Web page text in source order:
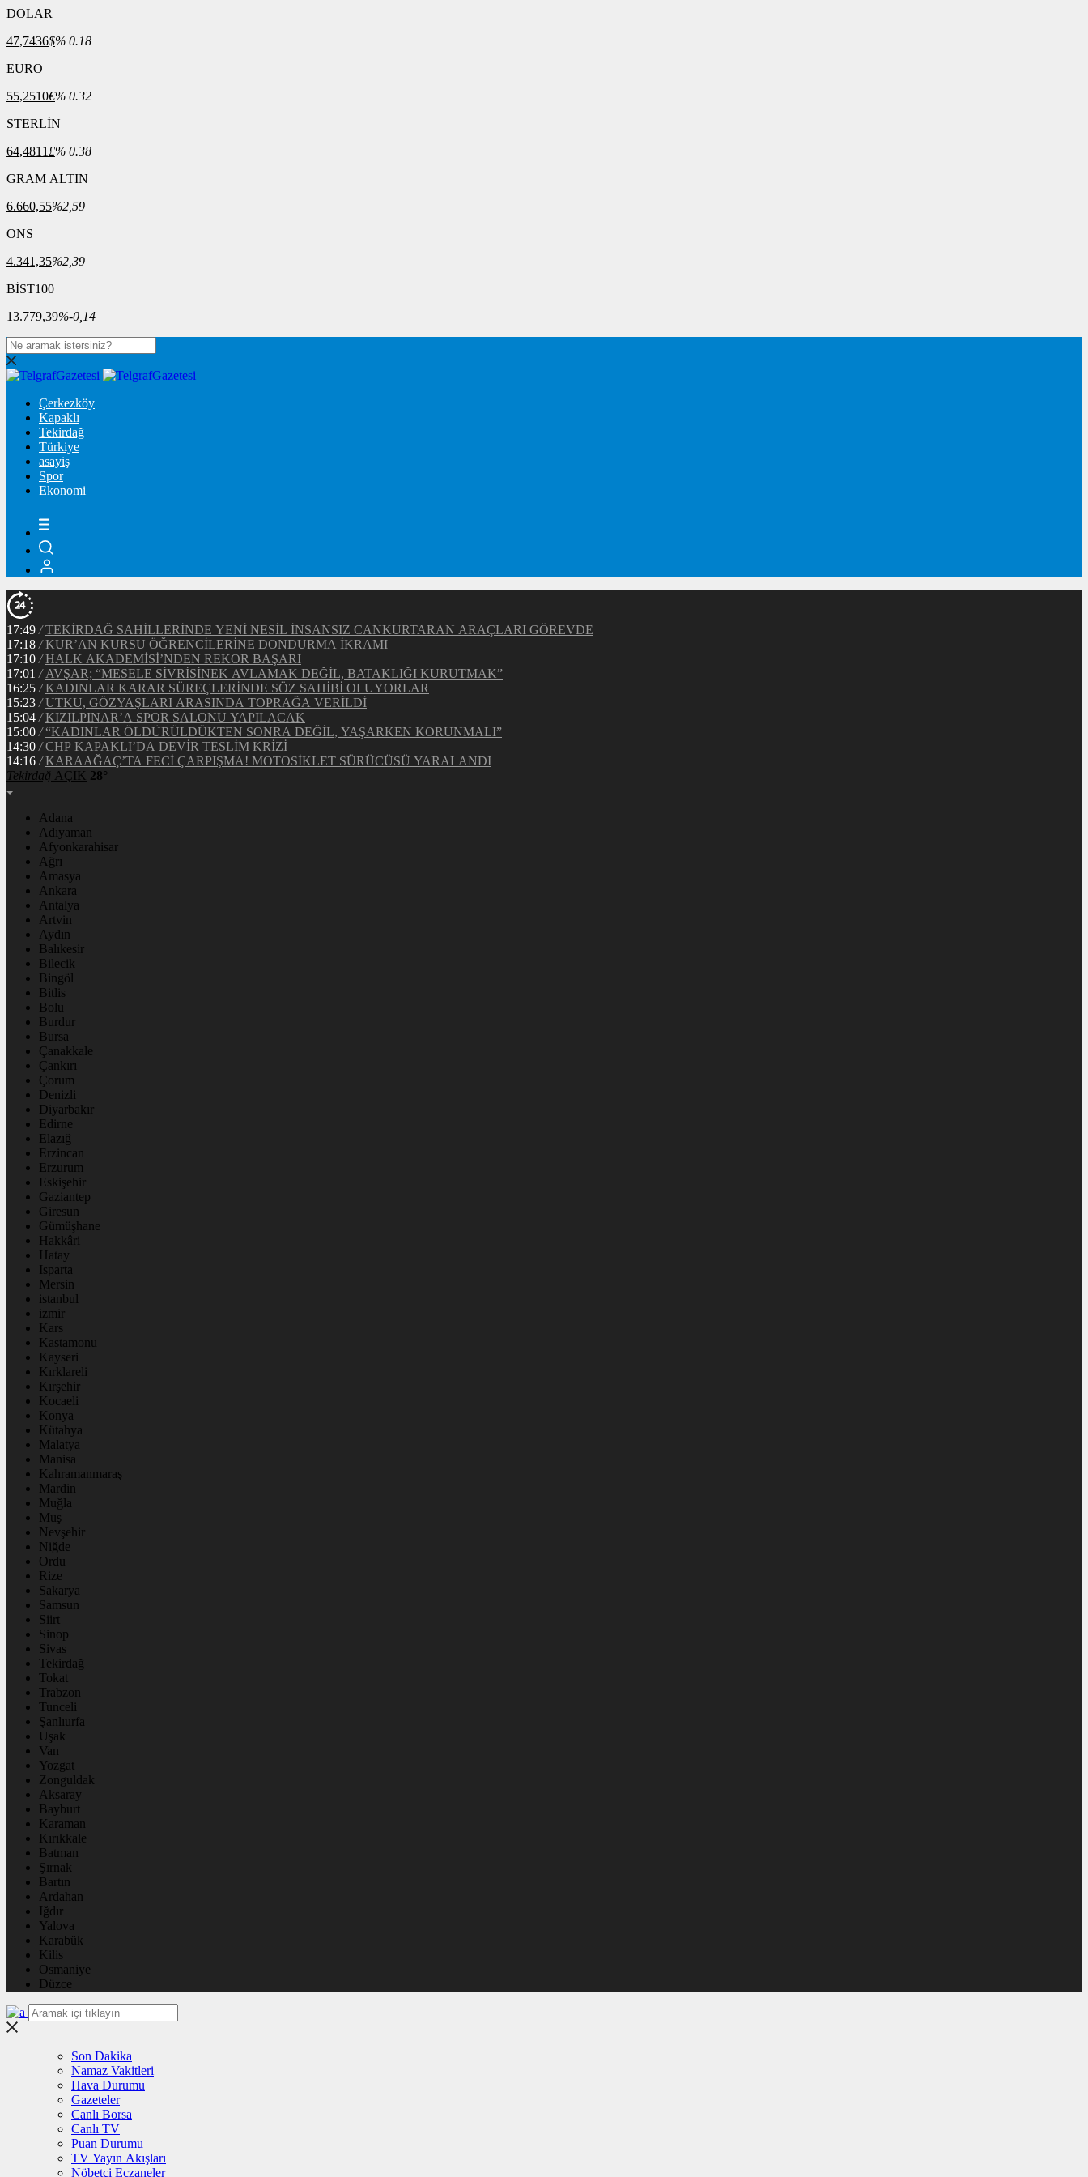
DOLAR
47,7436$% 0.18
EURO
55,2510€% 0.32
STERLİN
64,4811£% 0.38
GRAM ALTIN
6.660,55%2,59
ONS
4.341,35%2,39
BİST100
13.779,39%-0,14
Çerkezköy
Kapaklı
Tekirdağ
Türkiye
asayiş
Spor
Ekonomi
17:49 / TEKİRDAĞ SAHİLLERİNDE YENİ NESİL İNSANSIZ CANKURTARAN ARAÇLARI GÖREVDE
17:18 / KUR’AN KURSU ÖĞRENCİLERİNE DONDURMA İKRAMI
17:10 / HALK AKADEMİSİ’NDEN REKOR BAŞARI
17:01 / AVŞAR; “MESELE SİVRİSİNEK AVLAMAK DEĞİL, BATAKLIĞI KURUTMAK”
16:25 / KADINLAR KARAR SÜREÇLERİNDE SÖZ SAHİBİ OLUYORLAR
15:23 / UTKU, GÖZYAŞLARI ARASINDA TOPRAĞA VERİLDİ
15:04 / KIZILPINAR’A SPOR SALONU YAPILACAK
15:00 / “KADINLAR ÖLDÜRÜLDÜKTEN SONRA DEĞİL, YAŞARKEN KORUNMALI”
14:30 / CHP KAPAKLI’DA DEVİR TESLİM KRİZİ
14:16 / KARAAĞAÇ’TA FECİ ÇARPIŞMA! MOTOSİKLET SÜRÜCÜSÜ YARALANDI
Tekirdağ AÇIK 28°
Adana
Adıyaman
Afyonkarahisar
Ağrı
Amasya
Ankara
Antalya
Artvin
Aydın
Balıkesir
Bilecik
Bingöl
Bitlis
Bolu
Burdur
Bursa
Çanakkale
Çankırı
Çorum
Denizli
Diyarbakır
Edirne
Elazığ
Erzincan
Erzurum
Eskişehir
Gaziantep
Giresun
Gümüşhane
Hakkâri
Hatay
Isparta
Mersin
istanbul
izmir
Kars
Kastamonu
Kayseri
Kırklareli
Kırşehir
Kocaeli
Konya
Kütahya
Malatya
Manisa
Kahramanmaraş
Mardin
Muğla
Muş
Nevşehir
Niğde
Ordu
Rize
Sakarya
Samsun
Siirt
Sinop
Sivas
Tekirdağ
Tokat
Trabzon
Tunceli
Şanlıurfa
Uşak
Van
Yozgat
Zonguldak
Aksaray
Bayburt
Karaman
Kırıkkale
Batman
Şırnak
Bartın
Ardahan
Iğdır
Yalova
Karabük
Kilis
Osmaniye
Düzce
Son Dakika
Namaz Vakitleri
Hava Durumu
Gazeteler
Canlı Borsa
Canlı TV
Puan Durumu
TV Yayın Akışları
Nöbetçi Eczaneler